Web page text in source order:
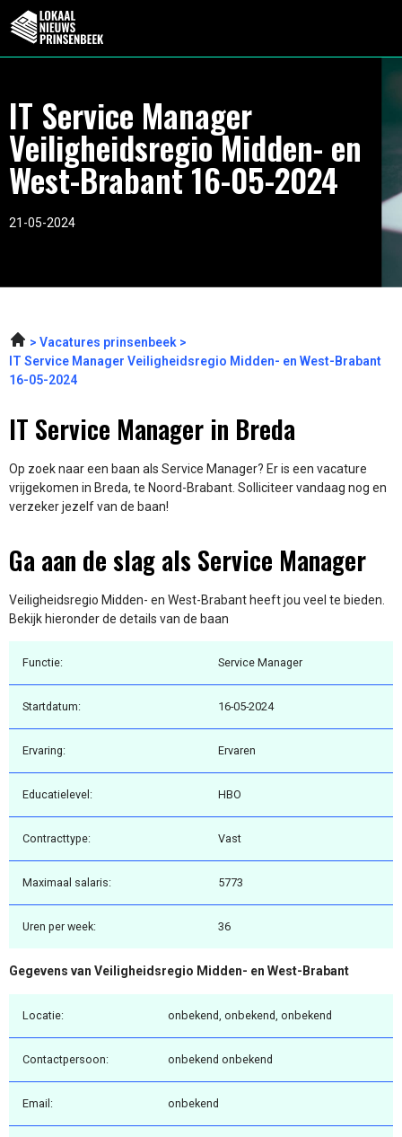
IT Service Manager
Veiligheidsregio Midden- en
West-Brabant 16-05-2024
21-05-2024
Vacatures prinsenbeek
IT Service Manager Veiligheidsregio Midden- en West-Brabant
16-05-2024
IT Service Manager in Breda
Op zoek naar een baan als Service Manager? Er is een vacature
vrijgekomen in Breda, te Noord-Brabant. Solliciteer vandaag nog en
verzeker jezelf van de baan!
Ga aan de slag als Service Manager
Veiligheidsregio Midden- en West-Brabant heeft jou veel te bieden.
Bekijk hieronder de details van de baan
Functie: Service Manager
Startdatum: 16-05-2024
Ervaring: Ervaren
Educatielevel: HBO
Contracttype: Vast
Maximaal salaris: 5773
Uren per week: 36
Gegevens van Veiligheidsregio Midden- en West-Brabant
Locatie: onbekend, onbekend, onbekend
Contactpersoon: onbekend onbekend
Email: onbekend